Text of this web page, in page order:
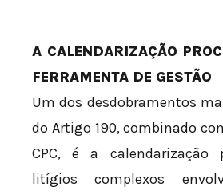
A CALENDARIZAÇÃO
FERRAMENTA DE GESTÃO
Um dos desdobramentos
do Artigo 190, combinado
CPC, é a calendarização
litígios complexos